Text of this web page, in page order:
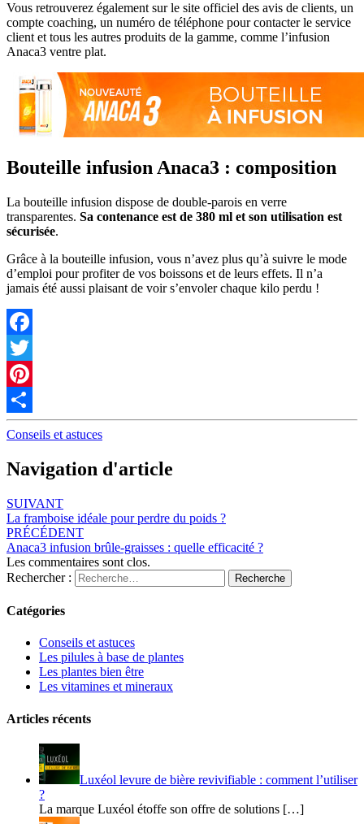
Vous retrouverez également sur le site officiel des avis de clients, un
compte coaching, un numéro de téléphone pour contacter le service
client et tous les autres produits de la gamme, comme l’infusion
Anaca3 ventre plat.
Bouteille infusion Anaca3 : composition
La bouteille infusion dispose de double-parois en verre
transparentes. Sa contenance est de 380 ml et son utilisation est
sécurisée.
Grâce à la bouteille infusion, vous n’avez plus qu’à suivre le mode
d’emploi pour profiter de vos boissons et de leurs effets. Il n’a
jamais été aussi plaisant de voir s’envoler chaque kilo perdu !
Facebook
Twitter
Pinterest
Partager
Conseils et astuces
Navigation d'article
SUIVANT
La framboise idéale pour perdre du poids ?
PRÉCÉDENT
Anaca3 infusion brûle-graisses : quelle efficacité ?
Les commentaires sont clos.
Rechercher :
Recherche
Catégories
Conseils et astuces
Les pilules à base de plantes
Les plantes bien être
Les vitamines et mineraux
Articles récents
Luxéol levure de bière revivifiable : comment l’utiliser
?
La marque Luxéol étoffe son offre de solutions […]